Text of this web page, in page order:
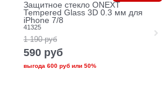
Защитное стекло ONEXT
Tempered Glass 3D 0.3 мм для
iPhone 7/8
41325
1 190 руб
590 руб
выгода 600 рубили 50%